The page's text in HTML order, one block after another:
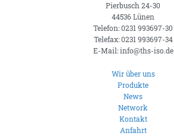
Pierbusch 24-30
44536 Lünen
Telefon: 0231 993697-30
Telefax: 0231 993697-34
E-Mail: info@ths-iso.de
Wir über uns
Produkte
News
Network
Kontakt
Anfahrt